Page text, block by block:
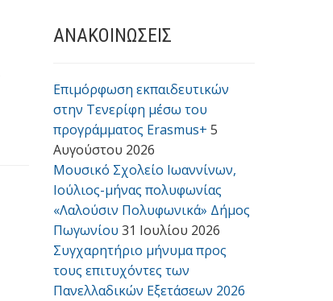
ΑΝΑΚΟΙΝΩΣΕΙΣ
Επιμόρφωση εκπαιδευτικών
στην Τενερίφη μέσω του
προγράμματος Erasmus+ 5
Αυγούστου 2026
Μουσικό Σχολείο Ιωαννίνων,
Ιούλιος-μήνας πολυφωνίας
«Λαλούσιν Πολυφωνικά» Δήμος
Πωγωνίου 31 Ιουλίου 2026
Συγχαρητήριο μήνυμα προς
τους επιτυχόντες των
Πανελλαδικών Εξετάσεων 2026